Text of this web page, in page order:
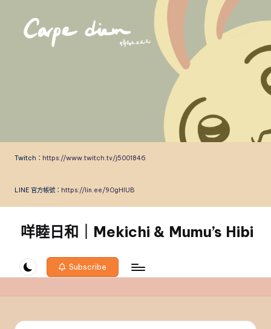
Twitch： https://www.twitch.tv/j5001846
LINE 官方帳號： https://lin.ee/9OgHlUB
咩睦日和｜Mekichi & Mumu’s Hibi
diem!
Subscribe